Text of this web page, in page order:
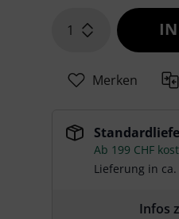
1
Merken
Ab 199 CHF
Lieferung in
Infos